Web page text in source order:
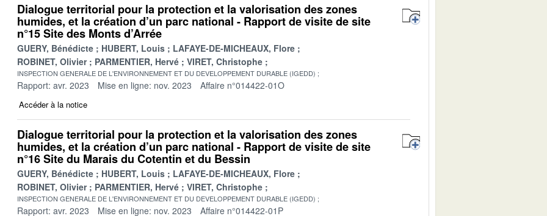
Dialogue territorial pour la protection et la valorisation des zones
humides, et la création d’un parc national - Rapport de visite de site
n°15 Site des Monts d’Arrée
GUERY, Bénédicte HUBERT, Louis
LAFAYE-DE-MICHEAUX, Flore
ROBINET, Olivier
PARMENTIER, Hervé VIRET, Christophe
INSPECTION GENERALE DE L'ENVIRONNEMENT ET DU DEVELOPPEMENT DURABLE (IGEDD)
Rapport: avr. 2023 Mise en ligne: nov. 2023 Affaire n°014422-01O
Accéder à la notice
Dialogue territorial pour la protection et la valorisation des zones
humides, et la création d’un parc national - Rapport de visite de site
n°16 Site du Marais du Cotentin et du Bessin
GUERY, Bénédicte HUBERT, Louis
LAFAYE-DE-MICHEAUX, Flore
ROBINET, Olivier
PARMENTIER, Hervé VIRET, Christophe
INSPECTION GENERALE DE L'ENVIRONNEMENT ET DU DEVELOPPEMENT DURABLE (IGEDD)
Rapport: avr. 2023 Mise en ligne: nov. 2023 Affaire n°014422-01P